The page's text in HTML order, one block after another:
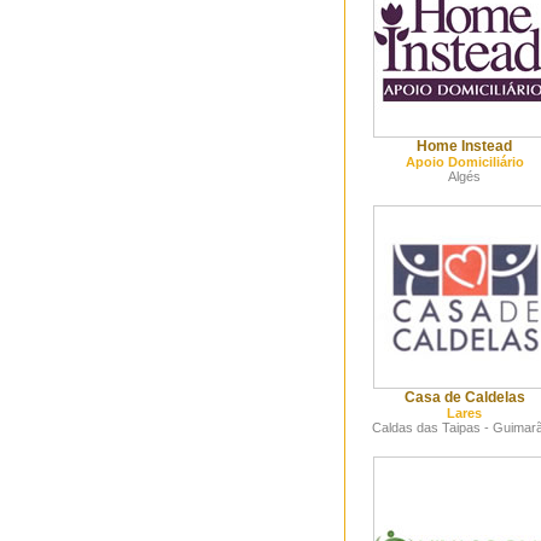
Home Instead
Apoio Domiciliário
Algés
Casa de Caldelas
Lares
Caldas das Taipas -